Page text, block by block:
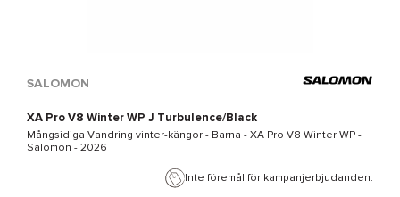
SALOMON
XA Pro V8 Winter WP J Turbulence/Black
Mångsidiga Vandring vinter-kängor - Barna - XA Pro V8 Winter WP -
Salomon - 2026
Inte föremål för kampanjerbjudanden.